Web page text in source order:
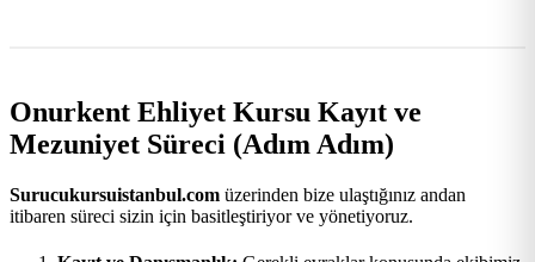
Onurkent Ehliyet Kursu Kayıt ve
Mezuniyet Süreci (Adım Adım)
Surucukursuistanbul.com üzerinden bize ulaştığınız andan
itibaren süreci sizin için basitleştiriyor ve yönetiyoruz.